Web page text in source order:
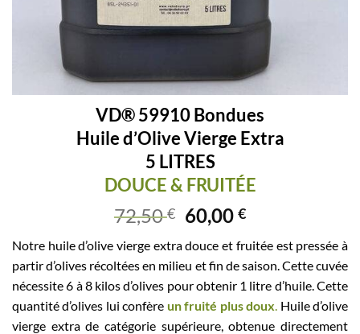
VD® 59910 Bondues
Huile d’Olive Vierge Extra
5 LITRES
DOUCE & FRUITÉE
72,50€ 60,00€
Notre huile d’olive vierge extra douce et fruitée est pressée à
partir d’olives récoltées en milieu et fin de saison. Cette cuvée
nécessite 6 à 8 kilos d’olives pour obtenir 1 litre d’huile. Cette
quantité d’olives lui confère un fruité plus doux. Huile d’olive
vierge extra de catégorie supérieure, obtenue directement